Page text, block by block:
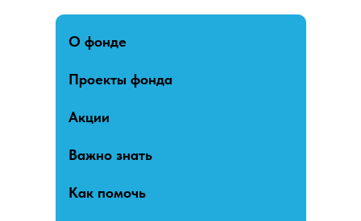
О фонде
Проекты фонда
Акции
Важно знать
Как помочь